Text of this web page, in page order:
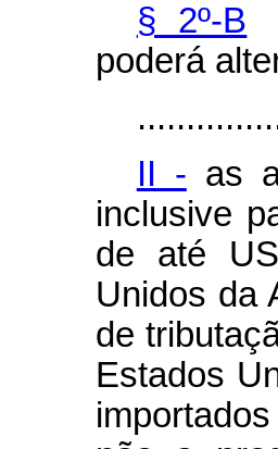
§ 2º-B
poderá
II - as
inclusive
de até
Unidos da
de
Estados